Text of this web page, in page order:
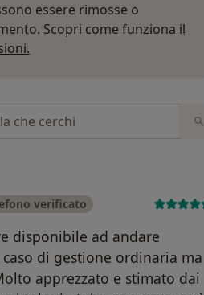
essere rimosse o
Scopri come funziona il
verificato
disponibile ad andare
di gestione ordinaria ma
apprezzato e stimato dai